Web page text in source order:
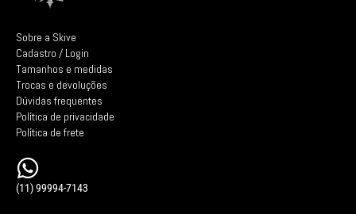
Sobre a Skive
Cadastro / Login
Tamanhos e medidas
Trocas e devoluções
Dúvidas frequentes
Política de privacidade
Política de frete
(11) 99994-7143